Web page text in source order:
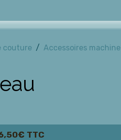
couture Accessoires machine
TTC